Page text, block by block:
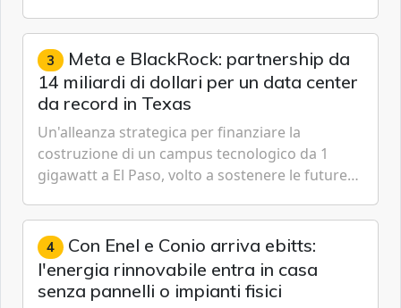
gestione continua del rischio.
3 Meta e BlackRock: partnership da
14 miliardi di dollari per un data center
da record in Texas
Un'alleanza strategica per finanziare la
costruzione di un campus tecnologico da 1
gigawatt a El Paso, volto a sostenere le future
artificiale dell'azienda di Mark Zuckerberg.
4 Con Enel e Conio arriva ebitts:
l'energia rinnovabile entra in casa
senza pannelli o impianti fisici